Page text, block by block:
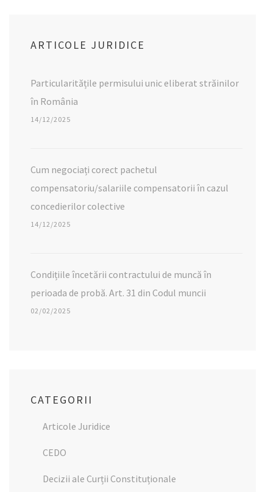
ARTICOLE JURIDICE
Particularitățile permisului unic eliberat străinilor
în România
14/12/2025
Cum negociați corect pachetul
compensatoriu/salariile compensatorii în cazul
concedierilor colective
14/12/2025
Condițiile încetării contractului de muncă în
perioada de probă. Art. 31 din Codul muncii
02/02/2025
CATEGORII
Articole Juridice
CEDO
Decizii ale Curții Constituționale